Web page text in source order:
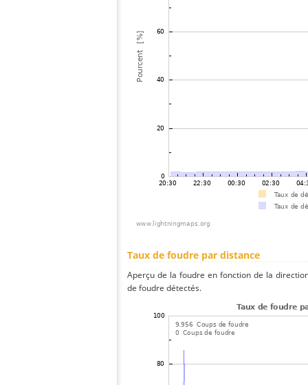
Taux de foudre par distance
Aperçu de la foudre en fonction de la
de foudre détectés.